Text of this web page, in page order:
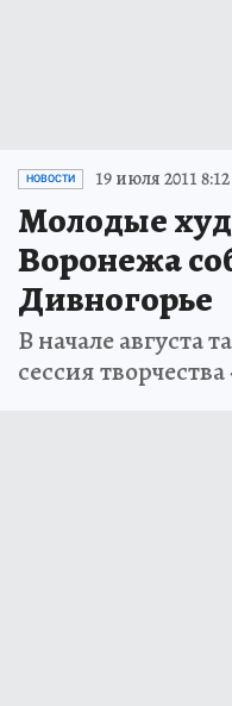
НОВОСТИ 19 июля 2011 8:12
Молодые
Воронежа
Дивногорье
В начале августа
сессия